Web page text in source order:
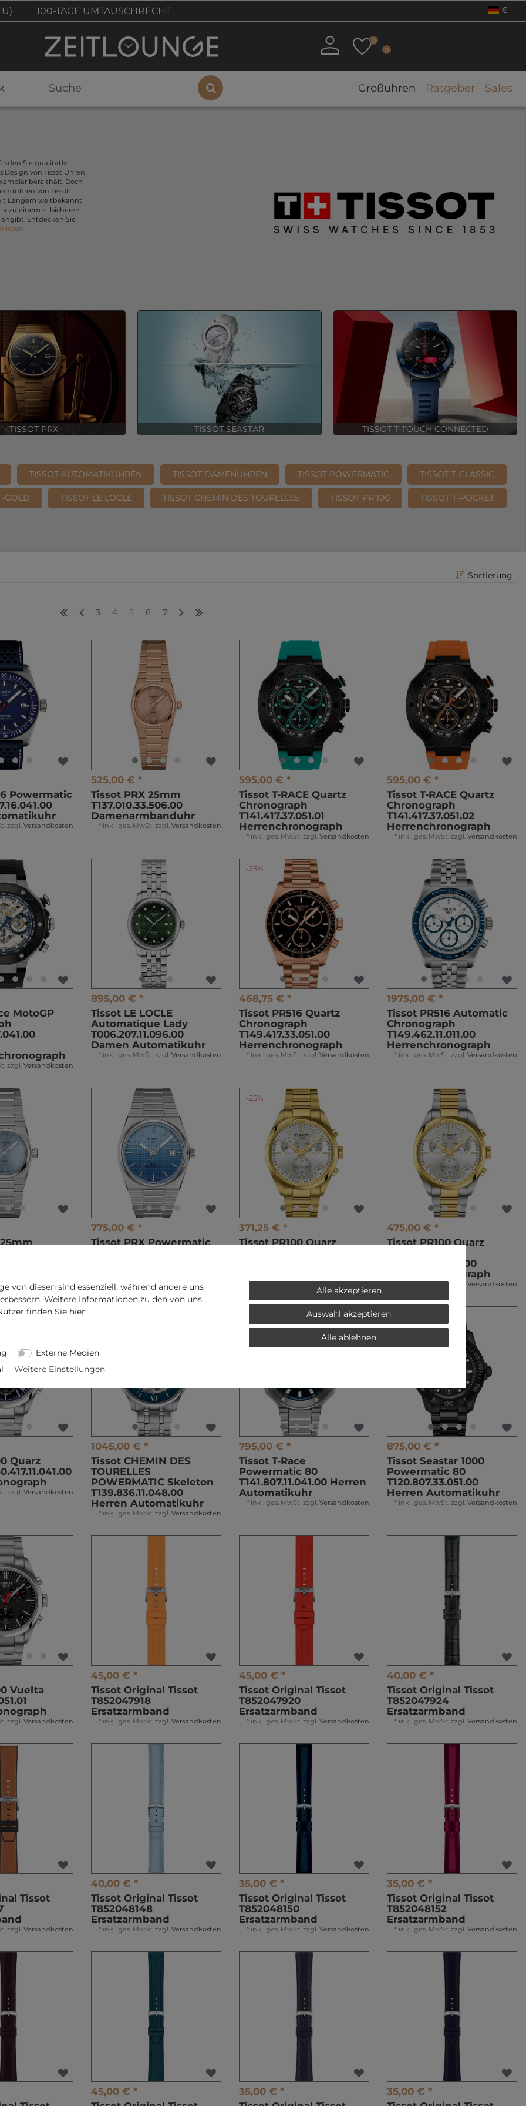
100-TAGE UMTAUSCHRECHT €
0
0
Großuhren Ratgeber Sales
Sie qualitativ
von Tissot Uhren
bereithält. Doch
von Tissot
Langem weltbekannt
zu einem stilsicheren
Entdecken Sie
lesen
TISSOT PRX TISSOT SEASTAR TISSOT T-TOUCH CONNECTED
TISSOT AUTOMATIKUHREN TISSOT DAMENUHREN TISSOT POWERMATIC TISSOT T-CLASSIC
GOLD TISSOT LE LOCLE TISSOT CHEMIN DES TOURELLES TISSOT PR 100 TISSOT T-POCKET
Sortierung
3 4 5 6 7
Powermatic
zzgl. Versandkosten
525,00 € *
Tissot PRX 25mm
T137.010.33.506.00
Damenarmbanduhr
* inkl. ges. MwSt. zzgl. Versandkosten
595,00 € *
Tissot T-RACE Quartz
Chronograph
T141.417.37.051.01
Herrenchronograph
* inkl. ges. MwSt. zzgl. Versandkosten
595,00 € *
Tissot T-RACE Quartz
Chronograph
T141.417.37.051.02
Herrenchronograph
* inkl. ges. MwSt. zzgl. Versandkosten
MotoGP
zzgl. Versandkosten
895,00 € *
Tissot LE LOCLE
Automatique Lady
T006.207.11.096.00
Damen Automatikuhr
* inkl. ges. MwSt. zzgl. Versandkosten
-25%
468,75 € *
Tissot PR516 Quartz
Chronograph
T149.417.33.051.00
Herrenchronograph
* inkl. ges. MwSt. zzgl. Versandkosten
1975,00 € *
Tissot PR516 Automatic
Chronograph
T149.462.11.011.00
Herrenchronograph
* inkl. ges. MwSt. zzgl. Versandkosten
775,00 € *
Tissot PRX Powermatic
-25%
371,25 € *
Tissot PR100 Quarz
*
475,00 € *
Tissot PR100 Quarz
T150.417.22.031.00
Herrenchronograph
inkl. ges. MwSt. Versandkosten
Quarz
zzgl. Versandkosten
1045,00 € *
Tissot CHEMIN DES
TOURELLES
POWERMATIC Skeleton
T139.836.11.048.00
Herren Automatikuhr
* inkl. ges. MwSt. zzgl. Versandkosten
795,00 € *
Tissot T-Race
Powermatic 80
T141.807.11.041.00 Herren
Automatikuhr
* inkl. ges. MwSt. zzgl. Versandkosten
875,00 € *
Tissot Seastar 1000
Powermatic 80
T120.807.33.051.00
Herren Automatikuhr
* inkl. ges. MwSt. zzgl. Versandkosten
Vuelta
zzgl. Versandkosten
45,00 € *
Tissot Original Tissot
T852047918
Ersatzarmband
* inkl. ges. MwSt. zzgl. Versandkosten
45,00 € *
Tissot Original Tissot
T852047920
Ersatzarmband
* inkl. ges. MwSt. zzgl. Versandkosten
40,00 € *
Tissot Original Tissot
T852047924
Ersatzarmband
* inkl. ges. MwSt. zzgl. Versandkosten
Tissot
zzgl. Versandkosten
40,00 € *
Tissot Original Tissot
T852048148
Ersatzarmband
* inkl. ges. MwSt. zzgl. Versandkosten
35,00 € *
Tissot Original Tissot
T852048150
Ersatzarmband
* inkl. ges. MwSt. zzgl. Versandkosten
35,00 € *
Tissot Original Tissot
T852048152
Ersatzarmband
* inkl. ges. MwSt. zzgl. Versandkosten
45,00 € *
35,00 € *
35,00 € *
von diesen sind essenziell, während andere uns
Weitere Informationen zu den von uns
finden Sie hier:
Externe Medien
Weitere Einstellungen
Alle akzeptieren
Auswahl akzeptieren
Alle ablehnen